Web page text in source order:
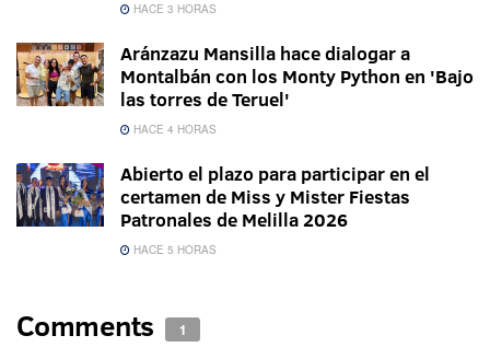
HACE 3 HORAS
Aránzazu Mansilla hace dialogar a
Montalbán con los Monty Python en 'Bajo
las torres de Teruel'
HACE 4 HORAS
Abierto el plazo para participar en el
certamen de Miss y Mister Fiestas
Patronales de Melilla 2026
HACE 5 HORAS
Comments 1